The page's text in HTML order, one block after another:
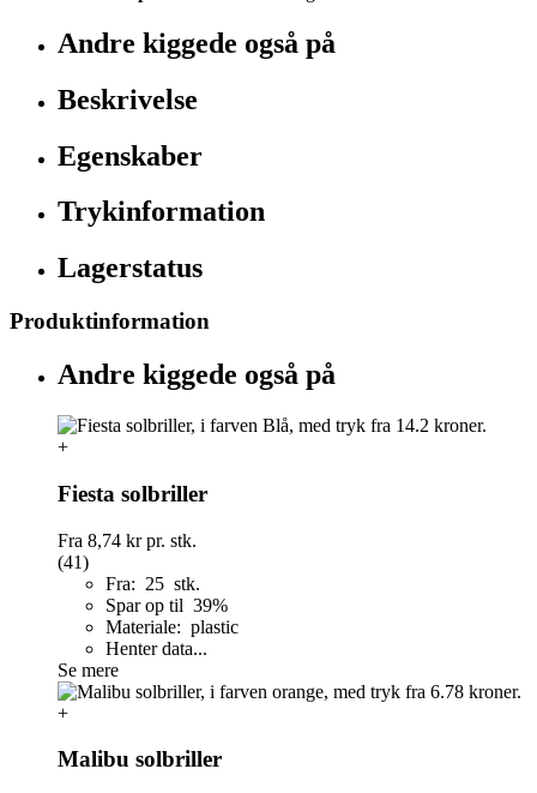
Andre kiggede også på
Beskrivelse
Egenskaber
Trykinformation
Lagerstatus
Produktinformation
Andre kiggede også på
+
Fiesta solbriller
Fra 8,74 krpr. stk.
(41)
Fra: 25 stk.
Spar op til 39%
Materiale: plastic
Henter data...
Se mere
+
Malibu solbriller